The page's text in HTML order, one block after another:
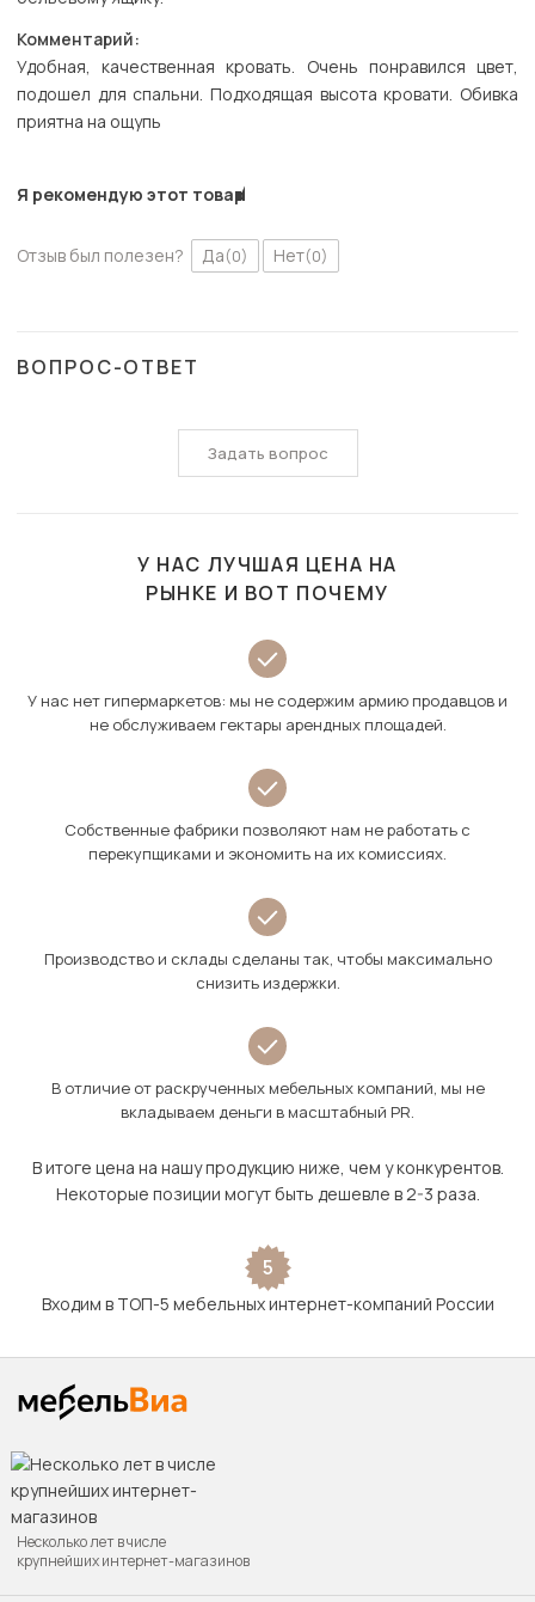
Комментарий:
Удобная, качественная кровать. Очень понравился цвет,
подошел для спальни. Подходящая высота кровати. Обивка
приятна на ощупь
Я рекомендую этот товар
Отзыв был полезен? Да(0) Нет(0)
ВОПРОС-ОТВЕТ
Задать вопрос
У НАС ЛУЧШАЯ ЦЕНА НА
РЫНКЕ И ВОТ ПОЧЕМУ
У нас нет гипермаркетов: мы не содержим армию продавцов и
не обслуживаем гектары арендных площадей.
Собственные фабрики позволяют нам не работать с
перекупщиками и экономить на их комиссиях.
Производство и склады сделаны так, чтобы максимально
снизить издержки.
В отличие от раскрученных мебельных компаний, мы не
вкладываем деньги в масштабный PR.
В итоге цена на нашу продукцию ниже, чем у конкурентов.
Некоторые позиции могут быть дешевле в 2-3 раза.
5
Входим в ТОП-5 мебельных интернет-компаний России
Несколько лет в числе
крупнейших интернет-магазинов